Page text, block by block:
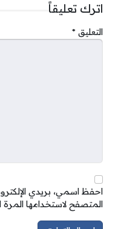
اترك تعليقاً
التعليق *
احفظ اسمي، بريدي
المتصفح لاستخدامها المرة